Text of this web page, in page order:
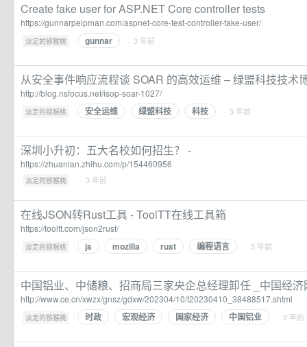
Create fake user for ASP.NET Core controller tests
https://gunnarpeipman.com/aspnet-core-test-controller-fake-user/
淡定的猕猴桃 · gunnar · 3 年前
从安全事件响应流程谈 SOAR 的高效运维 – 绿盟科技技术
http://blog.nsfocus.net/isop-soar-1027/
淡定的猕猴桃 · 安全运维 绿盟科技 科技 · 3 年前
深圳小升初：五大名校如何招生？ -
https://zhuanlan.zhihu.com/p/154460956
淡定的猕猴桃 · · 3 年前
在线JSON转Rust工具 - ToolTT在线工具箱
https://tooltt.com/json2rust/
淡定的猕猴桃 · js mozilla rust 编程语言 · 3 年前
中国铝业、中储粮、招商局三家央企总经理卸任 _中国经
http://www.ce.cn/xwzx/gnsz/gdxw/202304/10/t20230410_38488517.shtml
淡定的猕猴桃 · 时政 宏观经济 国家经济 中国铝业 · 3 年前